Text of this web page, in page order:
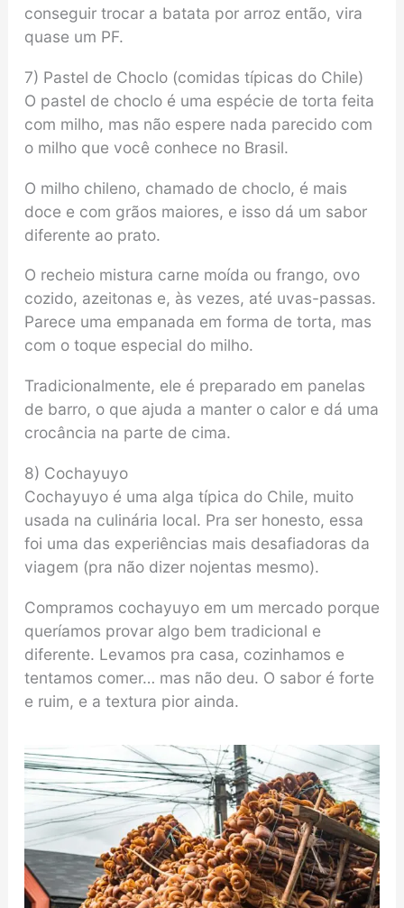
conseguir trocar a batata por arroz então, vira
quase um PF.
7) Pastel de Choclo (comidas típicas do Chile)
O pastel de choclo é uma espécie de torta feita
com milho, mas não espere nada parecido com
o milho que você conhece no Brasil.
O milho chileno, chamado de choclo, é mais
doce e com grãos maiores, e isso dá um sabor
diferente ao prato.
O recheio mistura carne moída ou frango, ovo
cozido, azeitonas e, às vezes, até uvas-passas.
Parece uma empanada em forma de torta, mas
com o toque especial do milho.
Tradicionalmente, ele é preparado em panelas
de barro, o que ajuda a manter o calor e dá uma
crocância na parte de cima.
8) Cochayuyo
Cochayuyo é uma alga típica do Chile, muito
usada na culinária local. Pra ser honesto, essa
foi uma das experiências mais desafiadoras da
viagem (pra não dizer nojentas mesmo).
Compramos cochayuyo em um mercado porque
queríamos provar algo bem tradicional e
diferente. Levamos pra casa, cozinhamos e
tentamos comer… mas não deu. O sabor é forte
e ruim, e a textura pior ainda.